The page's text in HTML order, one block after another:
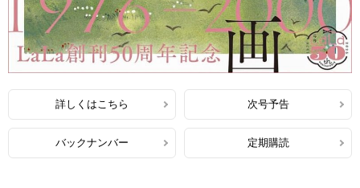
詳しくはこちら 次号予告
バックナンバー 定期購読